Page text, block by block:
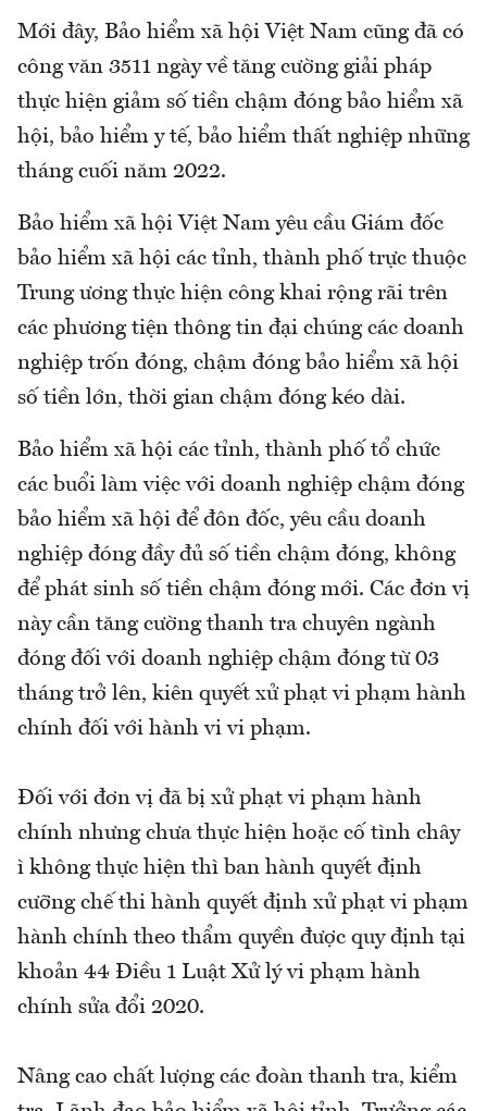
Mới đây, Bảo hiểm xã hội Việt Nam cũng đã có
công văn 3511 ngày về tăng cường giải pháp
thực hiện giảm số tiền chậm đóng bảo hiểm xã
hội, bảo hiểm y tế, bảo hiểm thất nghiệp những
tháng cuối năm 2022.
Bảo hiểm xã hội Việt Nam yêu cầu Giám đốc
bảo hiểm xã hội các tỉnh, thành phố trực thuộc
Trung ương thực hiện công khai rộng rãi trên
các phương tiện thông tin đại chúng các doanh
nghiệp trốn đóng, chậm đóng bảo hiểm xã hội
số tiền lớn, thời gian chậm đóng kéo dài.
Bảo hiểm xã hội các tỉnh, thành phố tổ chức
các buổi làm việc với doanh nghiệp chậm đóng
bảo hiểm xã hội để đôn đốc, yêu cầu doanh
nghiệp đóng đầy đủ số tiền chậm đóng, không
để phát sinh số tiền chậm đóng mới. Các đơn vị
này cần tăng cường thanh tra chuyên ngành
đóng đối với doanh nghiệp chậm đóng từ 03
tháng trở lên, kiên quyết xử phạt vi phạm hành
chính đối với hành vi vi phạm.
Đối với đơn vị đã bị xử phạt vi phạm hành
chính nhưng chưa thực hiện hoặc cố tình chây
ì không thực hiện thì ban hành quyết định
cưỡng chế thi hành quyết định xử phạt vi phạm
hành chính theo thẩm quyền được quy định tại
khoản 44 Điều 1 Luật Xử lý vi phạm hành
chính sửa đổi 2020.
Nâng cao chất lượng các đoàn thanh tra, kiểm